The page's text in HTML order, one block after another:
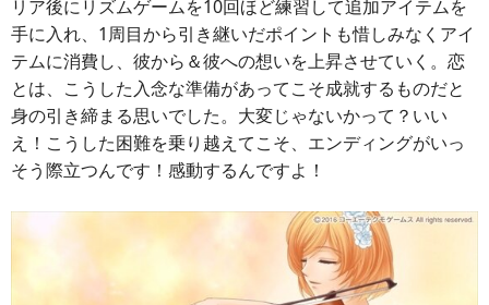
リア後にリズムゲームを10回ほど練習して追加アイテムを
手に入れ、1周目から引き継いだポイントも惜しみなくアイ
テムに消費し、彼から＆彼への想いを上昇させていく。恋
とは、こうした入念な準備があってこそ成就するものだと
身の引き締まる思いでした。大変じゃないかって？いい
え！こうした困難を乗り越えてこそ、エンディングがいっ
そう際立つんです！感動するんですよ！